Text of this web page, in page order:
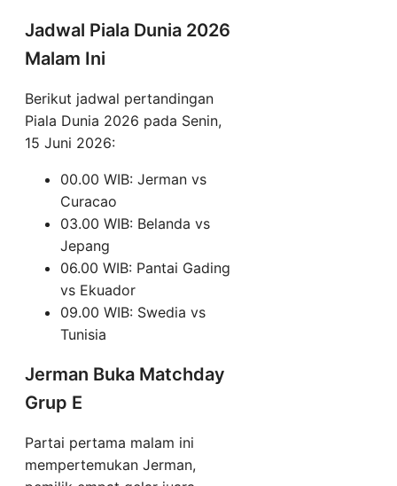
Jadwal Piala Dunia 2026
Malam Ini
Berikut jadwal pertandingan
Piala Dunia 2026 pada Senin,
15 Juni 2026:
00.00 WIB: Jerman vs
Curacao
03.00 WIB: Belanda vs
Jepang
06.00 WIB: Pantai Gading
vs Ekuador
09.00 WIB: Swedia vs
Tunisia
Jerman Buka Matchday
Grup E
Partai pertama malam ini
mempertemukan Jerman,